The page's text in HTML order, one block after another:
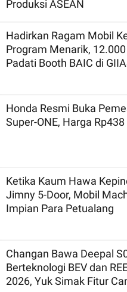
Produksi ASEAN
Hadirkan Ragam Mobil
Program Menarik,
Padati Booth BAIC di
Honda Resmi Buka
Super-ONE, Harga
Ketika Kaum Hawa
Jimny 5-Door, Mobil
Impian Para Petualang
Changan Bawa Deepal
Berteknologi BEV dan
2026, Yuk Simak Fitur